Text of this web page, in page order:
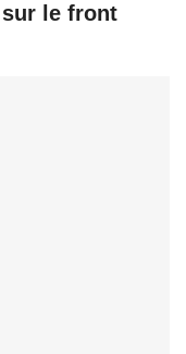
le front